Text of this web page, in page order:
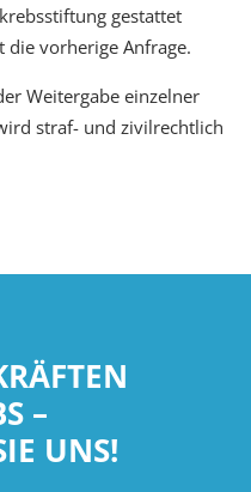
gestattet
die vorherige Anfrage.
Weitergabe einzelner
straf- und zivilrechtlich
–
UNS!